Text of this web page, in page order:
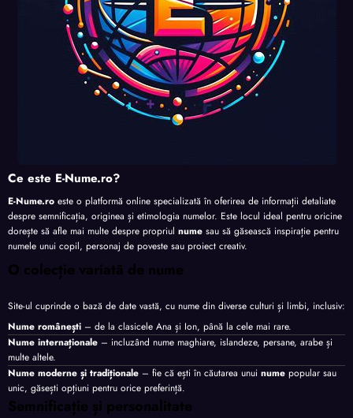
Ce este E-Nume.ro?
E-Nume.ro este o platformă online specializată în oferirea de informații detaliate
despre semnificația, originea și etimologia numelor. Este locul ideal pentru oricine
dorește să afle mai multe despre propriul nume sau să găsească inspirație pentru
numele unui copil, personaj de poveste sau proiect creativ.
O colecție variată de nume
Site-ul cuprinde o bază de date vastă, cu nume din diverse culturi și limbi, inclusiv:
Nume românești – de la clasicele Ana și Ion, până la cele mai rare.
Nume internaționale – incluzând nume maghiare, islandeze, persane, arabe și
multe altele.
Nume moderne și tradiționale – fie că ești în căutarea unui nume popular sau
unic, găsești opțiuni pentru orice preferință.
Semnificație și personalitate